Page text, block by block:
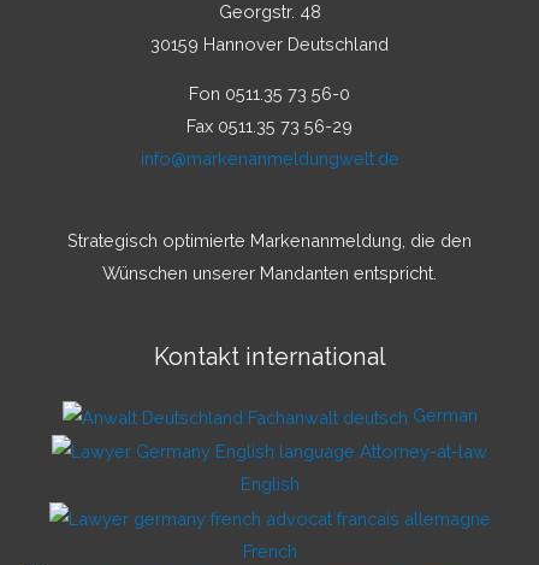
Georgstr. 48
30159 Hannover Deutschland
Fon 0511.35 73 56-0
Fax 0511.35 73 56-29
info@markenanmeldungwelt.de
Strategisch optimierte Markenanmeldung, die den
Wünschen unserer Mandanten entspricht.
Kontakt international
German
English
French